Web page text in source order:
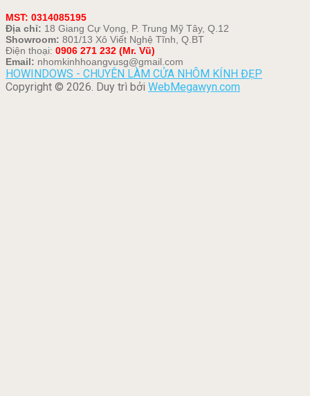
MST: 0314085195
Địa chỉ: 18 Giang Cự Vọng, P. Trung Mỹ Tây, Q.12
Showroom: 801/13 Xô Viết Nghệ Tĩnh, Q.BT
Điện thoại: 0906 271 232 (Mr. Vũ)
Email: nhomkinhhoangvusg@gmail.com
HOWINDOWS - CHUYÊN LÀM CỬA NHÔM KÍNH ĐẸP
Copyright © 2026. Duy trì bởi WebMegawyn.com